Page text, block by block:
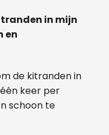
in mijn
en
de kitranden in
keer per
schoon te